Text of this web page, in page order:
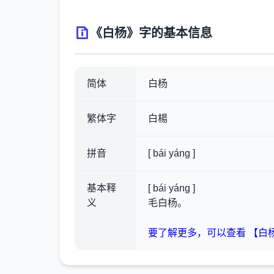
《白杨》字的基本信息
简体 白杨
繁体字 白楊
拼音 [ bái yáng ]
基本释
义
[ bái yáng ]
毛白杨。
要了解更多，可以查看 【白